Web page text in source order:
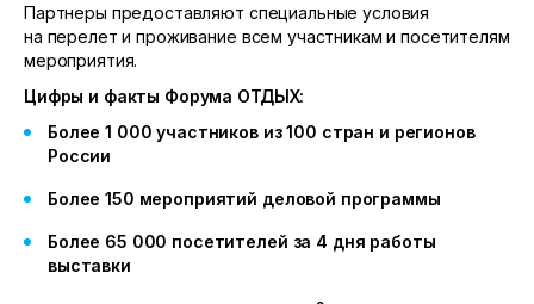
Партнеры предоставляют специальные условия
на перелет и проживание всем участникам и посетителям
мероприятия.
Цифры и факты Форума ОТДЫХ:
Более 1 000 участников из 100 стран и регионов
России
Более 150 мероприятий деловой программы
Более 65 000 посетителей за 4 дня работы
выставки